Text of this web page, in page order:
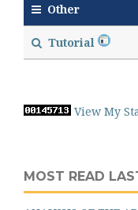
Other
Tutorial
View My
MOST READ